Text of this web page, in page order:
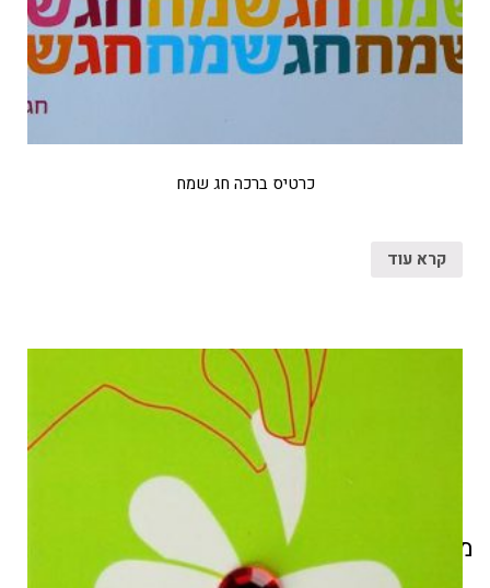
מוצרים קשורים
כרטיס ברכה חג שמח
קרא עוד